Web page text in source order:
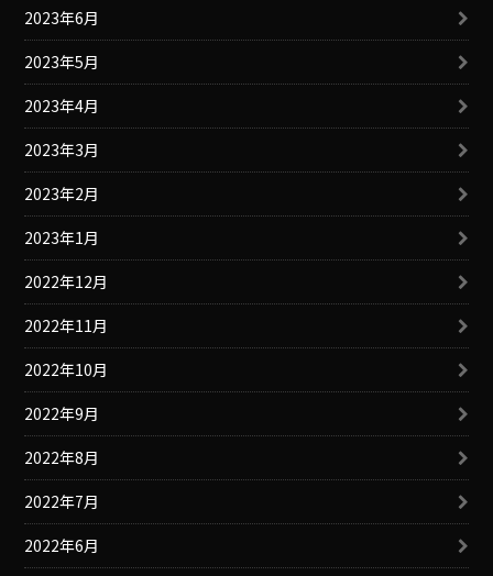
2023年6月
2023年5月
2023年4月
2023年3月
2023年2月
2023年1月
2022年12月
2022年11月
2022年10月
2022年9月
2022年8月
2022年7月
2022年6月